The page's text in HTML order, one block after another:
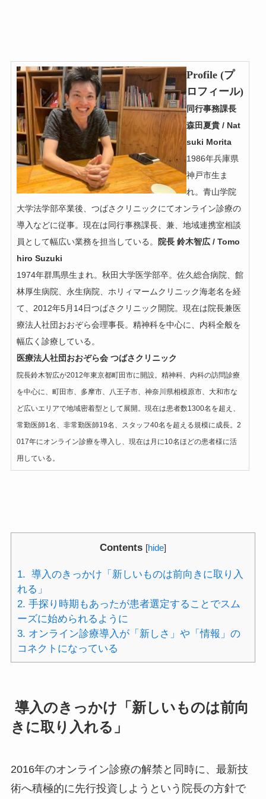
Profile (プ
ロフィール)
同行事務課長
森田夏貴 / Nat
suki Morita
1986年兵庫県
神戸市生ま
れ。青山学院
大学法学部卒業後、つばさクリニックにてオンライン診療の
導入などに従事。現在は同行事務課長、兼、地域連携室相談
員として幅広い業務を担当している。
院長 鈴木智広 / Tomo
hiro Suzuki
1974年群馬県生まれ。秋田大学医学部卒。佐久総合病院、館
林厚生病院、永生病院、ホリィマームクリニック海老名を経
て、2012年5月14日つばさクリニック開院。現在は院長兼医
療法人社団おおぞら会理事長。精神科を中心に、内科全般を
幅広く診療している。
医療法人社団おおぞら会 つばさクリニック
院長鈴木智広が2012年東京都町田市に開設。精神科、内科の訪問診療
を中心に、町田市、多摩市、八王子市、神奈川県相模原市、大和市な
ど広いエリアで地域密着型として展開。現在は患者数1300名を超え、
常勤医師1名、非常勤医師19名、スタッフ40名を超える規模に成長。2
017年にオンライン診療を導入し、現在は月に10名ほどの患者様に活
用している。
Contents [hide]
1. 導入のきっかけ「新しいものは前向きに取り入
れる」
2. 手探り時期もあったが患者選定することでスム
ーズに始められるように
3. オンライン診療導入が「新しさ」や「情報」の
コネクトになっている
導入のきっかけ「新しいものは前向
きに取り入れる」
2016年のオンライン診療の解禁と同時に、最新技
術へ積極的に先行投資しようという院長の方針で